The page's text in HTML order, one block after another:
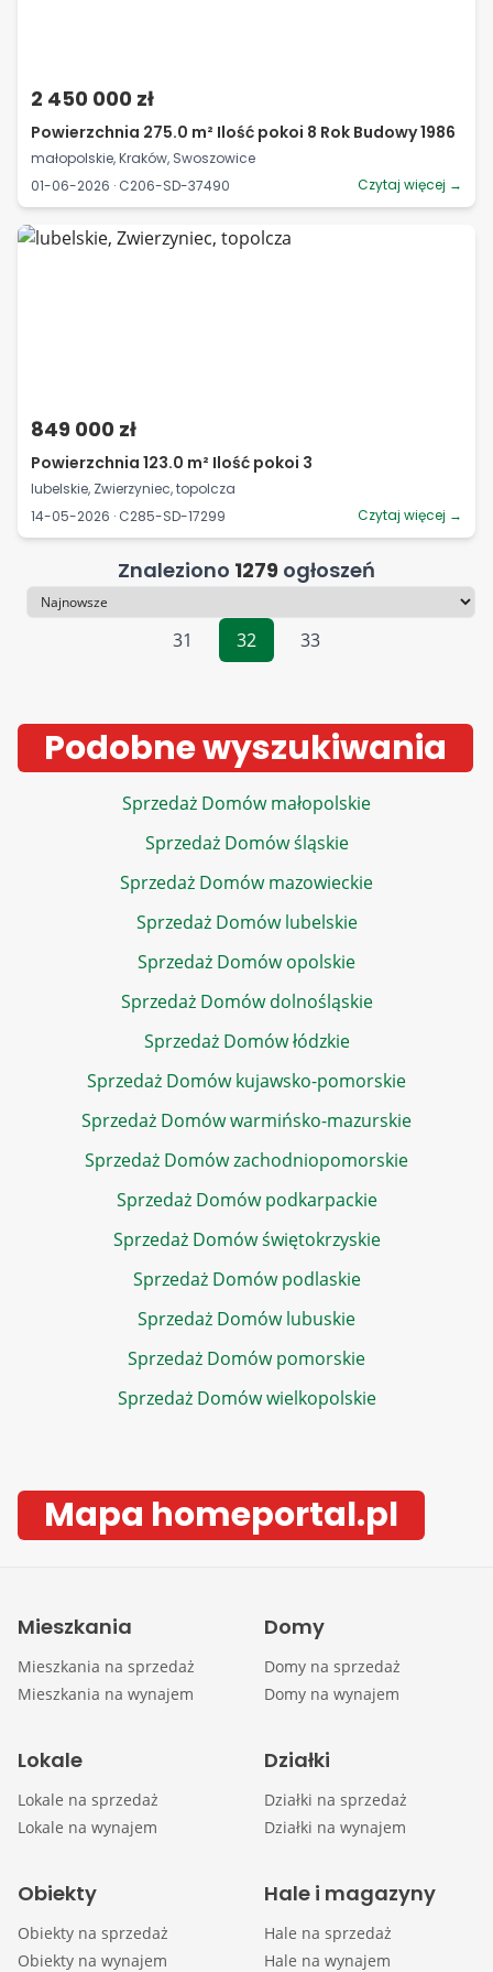
2 450 000 zł
Powierzchnia 275.0 m² Ilość pokoi 8 Rok Budowy 1986
małopolskie, Kraków, Swoszowice
01-06-2026 · C206-SD-37490
Czytaj więcej →
849 000 zł
Powierzchnia 123.0 m² Ilość pokoi 3
lubelskie, Zwierzyniec, topolcza
14-05-2026 · C285-SD-17299
Czytaj więcej →
Znaleziono 1279 ogłoszeń
Sortowanie
31
32 33
Podobne wyszukiwania
Sprzedaż Domów małopolskie
Sprzedaż Domów śląskie
Sprzedaż Domów mazowieckie
Sprzedaż Domów lubelskie
Sprzedaż Domów opolskie
Sprzedaż Domów dolnośląskie
Sprzedaż Domów łódzkie
Sprzedaż Domów kujawsko-pomorskie
Sprzedaż Domów warmińsko-mazurskie
Sprzedaż Domów zachodniopomorskie
Sprzedaż Domów podkarpackie
Sprzedaż Domów świętokrzyskie
Sprzedaż Domów podlaskie
Sprzedaż Domów lubuskie
Sprzedaż Domów pomorskie
Sprzedaż Domów wielkopolskie
Mapa homeportal.pl
Mieszkania
Mieszkania na sprzedaż
Mieszkania na wynajem
Domy
Domy na sprzedaż
Domy na wynajem
Lokale
Lokale na sprzedaż
Lokale na wynajem
Działki
Działki na sprzedaż
Działki na wynajem
Obiekty
Obiekty na sprzedaż
Obiekty na wynajem
Hale i magazyny
Hale na sprzedaż
Hale na wynajem